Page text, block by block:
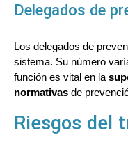
Delegados de
Los delegados de
sistema. Su número
función es vital en la
normativas de
Riesgos del